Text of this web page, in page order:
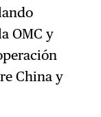
OMC y
China y